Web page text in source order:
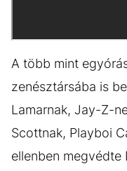
A több mint
zenésztársába is
Lamarnak, Jay-Z-
Scottnak, Playboi
ellenben megvédte